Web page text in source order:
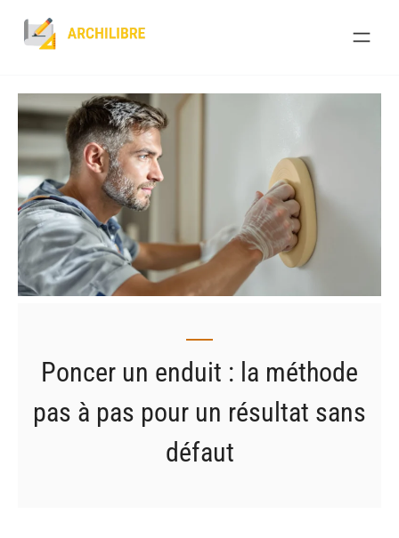
Poncer un enduit : la méthode
pas à pas pour un résultat sans
défaut